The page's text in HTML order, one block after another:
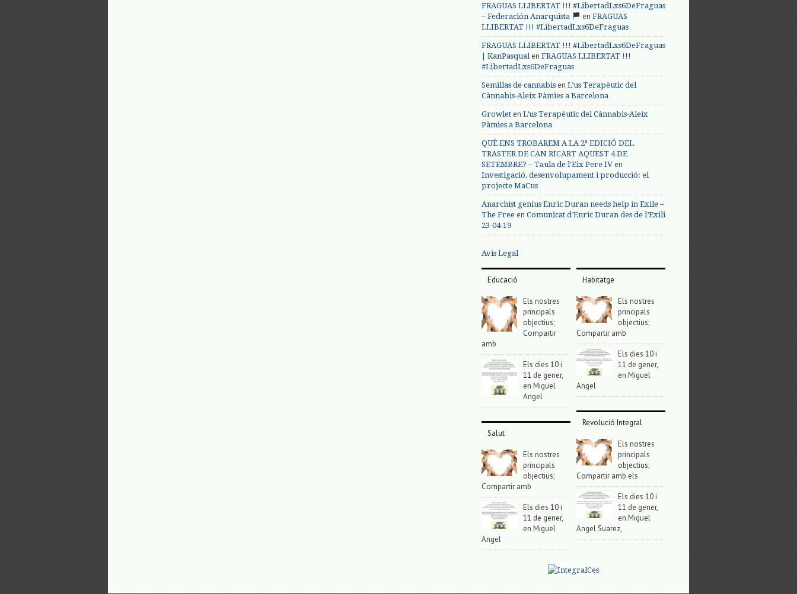
FRAGUAS LLIBERTAT !!! #LibertadLxs6DeFraguas
– Federación Anarquista
en FRAGUAS
LLIBERTAT !!! #LibertadLxs6DeFraguas
FRAGUAS LLIBERTAT !!! #LibertadLxs6DeFraguas
| KanPasqualen FRAGUAS LLIBERTAT !!!
#LibertadLxs6DeFraguas
Semillas de cannabis en L’us Terapèutic del
Cànnabis-Aleix Pàmies a Barcelona
Growlet en L’us Terapèutic del Cànnabis-Aleix
Pàmies a Barcelona
QUÈ ENS TROBAREM A LA 2ª EDICIÓ DEL
TRASTER DE CAN RICART AQUEST 4 DE
SETEMBRE? – Taula de l'Eix Pere IV en
Investigació, desenvolupament i producció: el
projecte MaCus
Anarchist genius Enric Duran needs help in Exile –
The Free en Comunicat d’Enric Duran des de l’Exili
23-04-19
Avis Legal
Educació
Els nostres
principals
objectius;
Compartir
amb
Els dies 10 i
11 de gener,
en Miguel
Angel
Salut
Els nostres
principals
objectius;
Compartir amb
Els dies 10 i
11 de gener,
en Miguel
Angel
Habitatge
Els nostres
principals
objectius;
Compartir amb
Els dies 10 i
11 de gener,
en Miguel
Angel
Revolució Integral
Els nostres
principals
objectius;
Compartir amb els
Els dies 10 i
11 de gener,
en Miguel
Angel Suarez,